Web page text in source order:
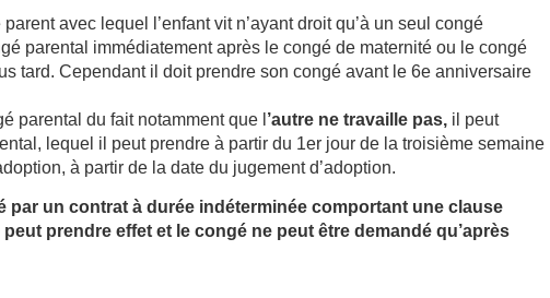
parent avec lequel l’enfant vit n’ayant droit qu’à un seul congé
parental immédiatement après le congé de maternité ou le congé
tard. Cependant il doit prendre son congé avant le 6e anniversaire
parental du fait notamment que l’autre ne travaille pas, il peut
lequel il peut prendre à partir du 1er jour de la troisième semaine
à partir de la date du jugement d’adoption.
par un contrat à durée indéterminée comportant une clause
prendre effet et le congé ne peut être demandé qu’après